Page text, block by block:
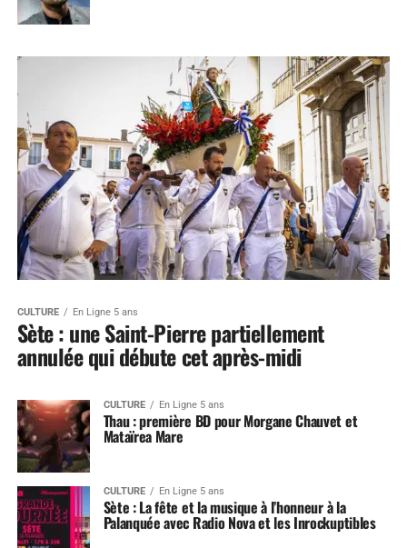
CULTURE En Ligne 5 ans
Sète : une Saint-Pierre partiellement
annulée qui débute cet après-midi
CULTURE En Ligne 5 ans
Thau : première BD pour Morgane Chauvet et
Mataïrea Mare
CULTURE En Ligne 5 ans
Sète : La fête et la musique à l’honneur à la
Palanquée avec Radio Nova et les Inrockuptibles